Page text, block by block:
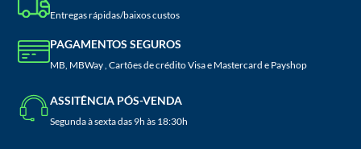
Entregas rápidas/baixos custos
PAGAMENTOS SEGUROS
MB, MBWay , Cartões de crédito Visa e Mastercard e Payshop
ASSITÊNCIA PÓS-VENDA
Segunda à sexta das 9h às 18:30h